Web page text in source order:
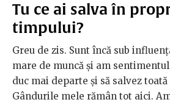
Tu ce ai salva în
timpului?
Greu de zis. Sunt încă sub
mare de muncă și am
duc mai departe și să salvez
Gândurile mele rămân tot aici.